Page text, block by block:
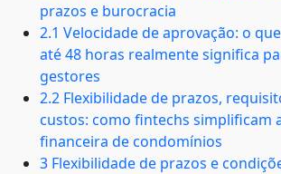
prazos e burocracia
2.1 Velocidade de aprovação: o
até 48 horas realmente significa
gestores
2.2 Flexibilidade de prazos,
custos: como fintechs simplificam
financeira de condomínios
3 Flexibilidade de prazos e